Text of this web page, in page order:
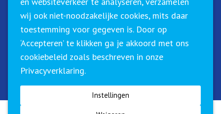
Sirius Training & Advies staat geregistreerd in het
CRKBO (Centraal Register Kort Beroepsonderwijs). Dit
betekent dat wij onze trainingen binnen de geldende
richtlijnen btw-vrij (0%) kunnen aanbieden.
wij ook niet-noodzakelijke cookies, mits daar
toestemming voor gegeven is. Door op
‘Accepteren’ te klikken ga je akkoord met ons
cookiebeleid zoals beschreven in onze
Privacyverklaring.
Instellingen